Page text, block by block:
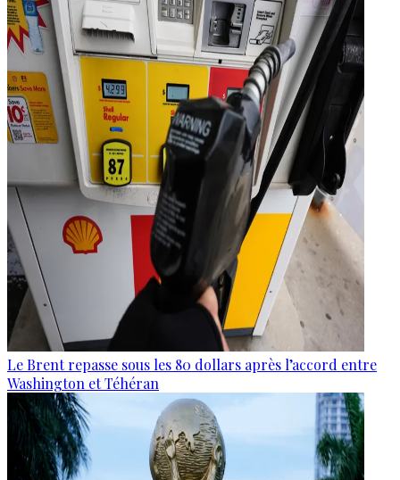
Le Brent repasse sous les 80 dollars après l’accord entre
Washington et Téhéran